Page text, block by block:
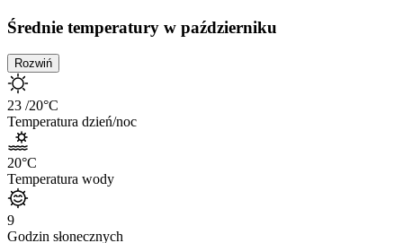
Średnie temperatury w październiku
Rozwiń
23 /20°C
Temperatura dzień/noc
20°C
Temperatura wody
9
Godzin słonecznych